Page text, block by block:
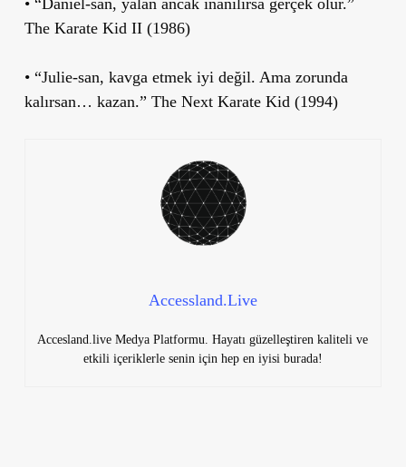
The Karate Kid II (1986)
• “Julie-san, kavga etmek iyi değil. Ama zorunda
kalırsan… kazan.” The Next Karate Kid (1994)
Accessland.Live
Accesland.live Medya Platformu. Hayatı güzelleştiren kaliteli ve
etkili içeriklerle senin için hep en iyisi burada!